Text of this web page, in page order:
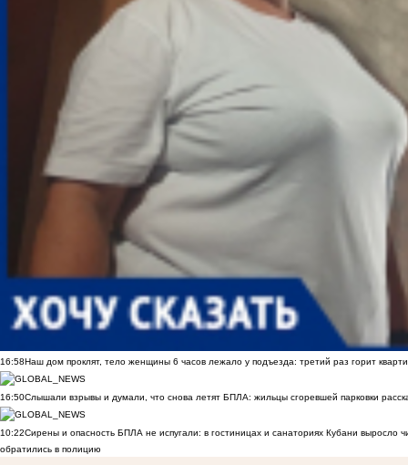
16:58Наш дом проклят, тело женщины 6 часов лежало у подъезда: третий раз горит
16:50Слышали взрывы и думали, что снова летят БПЛА: жильцы сгоревшей парковки
10:22Сирены и опасность БПЛА не испугали: в гостиницах и санаториях Кубани выросло
обратились в полицию